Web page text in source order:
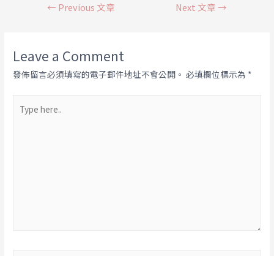
← Previous 文章 Next 文章→
Leave a Comment
發佈留言必須填寫的電子郵件地址不會公開。 必填欄位標示為 *